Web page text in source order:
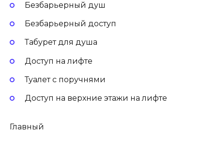
Безбарьерный душ
Безбарьерный доступ
Табурет для душа
Доступ на лифте
Туалет с поручнями
Доступ на верхние этажи на лифте
Главный